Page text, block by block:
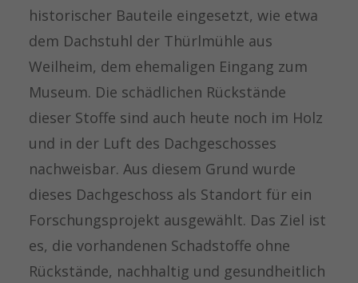
historischer Bauteile eingesetzt, wie etwa
dem Dachstuhl der Thürlmühle aus
Weilheim, dem ehemaligen Eingang zum
Museum. Die schädlichen Rückstände
dieser Stoffe sind auch heute noch im Holz
und in der Luft des Dachgeschosses
nachweisbar. Aus diesem Grund wurde
dieses Dachgeschoss als Standort für ein
Forschungsprojekt ausgewählt. Das Ziel ist
es, die vorhandenen Schadstoffe ohne
Rückstände, nachhaltig und gesundheitlich